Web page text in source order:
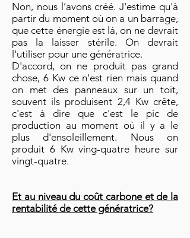
Non, nous l’avons créé. J'estime qu'à
partir du moment où on a un barrage,
que cette énergie est là, on ne devrait
pas la laisser stérile. On devrait
l'utiliser pour une génératrice.
D'accord, on ne produit pas grand
chose, 6 Kw ce n'est rien mais quand
on met des panneaux sur un toit,
souvent ils produisent 2,4 Kw crête,
c'est à dire que c'est le pic de
production au moment où il y a le
plus d'ensoleillement. Nous on
produit 6 Kw ving-quatre heure sur
vingt-quatre.
Et au niveau du coût carbone et de la
rentabilité de cette génératrice?